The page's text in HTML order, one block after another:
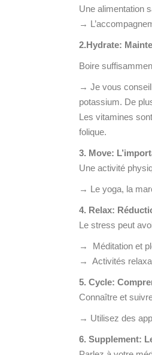
Une alimentation
→
2.Hydrate:
Boire
→ Je vous
potassium. De
Les vitamines
folique.
3. Move:
Une activité
→ Le yoga, la
4. Relax:
Le stress peut
→ Méditation et
→ Activités
5. Cycle:
Connaître et
→ Utilisez des
6. Supplement: